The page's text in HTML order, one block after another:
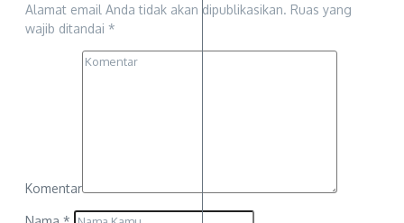
Alamat email Anda tidak akan dipublikasikan. Ruas yang
wajib ditandai *
Komentar